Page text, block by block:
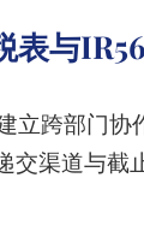
表与
立跨部门
交渠道与截